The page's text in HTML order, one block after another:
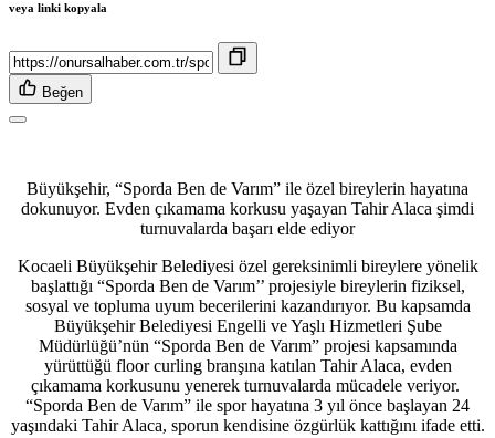
veya linki kopyala
Beğen
Büyükşehir, “Sporda Ben de Varım” ile özel bireylerin hayatına
dokunuyor. Evden çıkamama korkusu yaşayan Tahir Alaca şimdi
turnuvalarda başarı elde ediyor
Kocaeli Büyükşehir Belediyesi özel gereksinimli bireylere yönelik
başlattığı “Sporda Ben de Varım’’ projesiyle bireylerin fiziksel,
sosyal ve topluma uyum becerilerini kazandırıyor. Bu kapsamda
Büyükşehir Belediyesi Engelli ve Yaşlı Hizmetleri Şube
Müdürlüğü’nün “Sporda Ben de Varım” projesi kapsamında
yürüttüğü floor curling branşına katılan Tahir Alaca, evden
çıkamama korkusunu yenerek turnuvalarda mücadele veriyor.
“Sporda Ben de Varım” ile spor hayatına 3 yıl önce başlayan 24
yaşındaki Tahir Alaca, sporun kendisine özgürlük kattığını ifade etti.